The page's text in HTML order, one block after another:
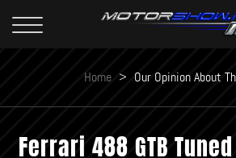
Home > Our Opinion About
Ferrari 488 GTB